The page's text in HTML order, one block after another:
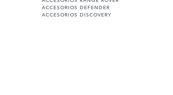
ACCESORIOS DEFENDER
ACCESORIOS DISCOVERY